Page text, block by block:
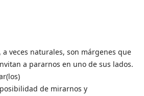
veces naturales, son márgenes que
a pararnos en uno de sus lados.
de mirarnos y